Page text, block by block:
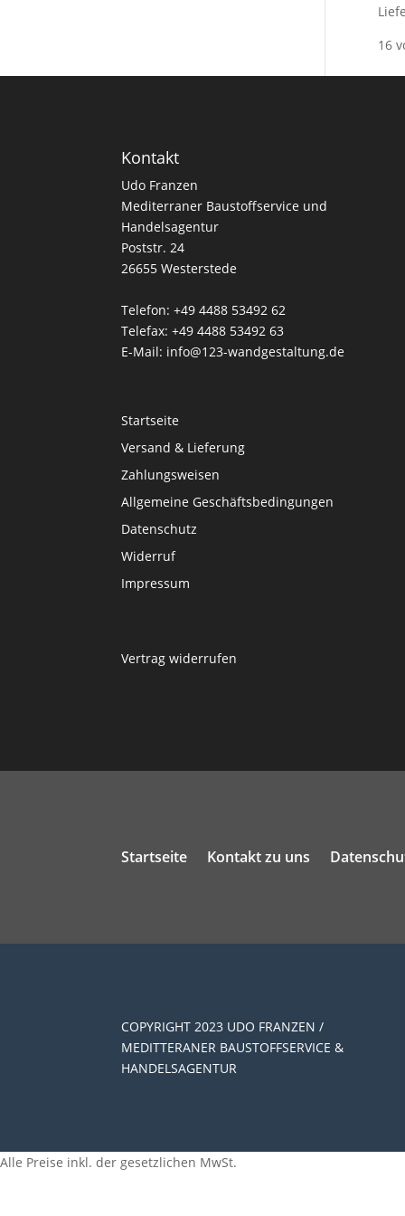
16
Kontakt
Udo Franzen
Mediterraner Baustoffservice und
Handelsagentur
Poststr. 24
26655 Westerstede
Telefon: +49 4488 53492 62
Telefax: +49 4488 53492 63
E-Mail: info@123-wandgestaltung.de
Startseite
Versand & Lieferung
Zahlungsweisen
Allgemeine Geschäftsbedingungen
Datenschutz
Widerruf
Impressum
Vertrag widerrufen
Startseite Kontakt zu uns
COPYRIGHT 2023 UDO FRANZEN /
MEDITTERANER BAUSTOFFSERVICE &
HANDELSAGENTUR
Alle Preise inkl. der gesetzlichen MwSt.